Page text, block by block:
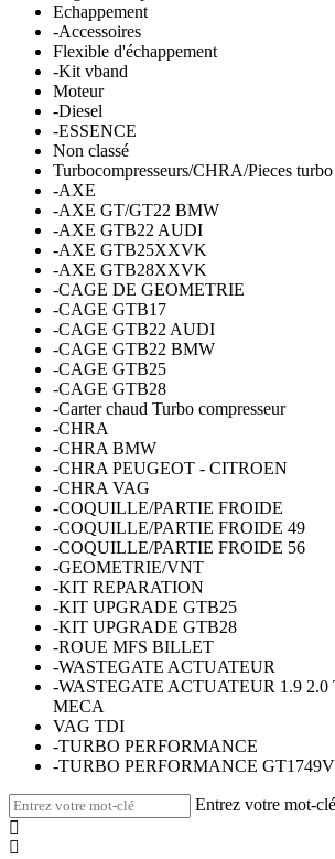
Echappement
-Accessoires
Flexible d'échappement
-Kit vband
Moteur
-Diesel
-ESSENCE
Non classé
Turbocompresseurs/CHRA/Pieces turbo
-AXE
-AXE GT/GT22 BMW
-AXE GTB22 AUDI
-AXE GTB25XXVK
-AXE GTB28XXVK
-CAGE DE GEOMETRIE
-CAGE GTB17
-CAGE GTB22 AUDI
-CAGE GTB22 BMW
-CAGE GTB25
-CAGE GTB28
-Carter chaud Turbo compresseur
-CHRA
-CHRA BMW
-CHRA PEUGEOT - CITROEN
-CHRA VAG
-COQUILLE/PARTIE FROIDE
-COQUILLE/PARTIE FROIDE 49
-COQUILLE/PARTIE FROIDE 56
-GEOMETRIE/VNT
-KIT REPARATION
-KIT UPGRADE GTB25
-KIT UPGRADE GTB28
-ROUE MFS BILLET
-WASTEGATE ACTUATEUR
-WASTEGATE ACTUATEUR 1.9 2.0
MECA
VAG TDI
-TURBO PERFORMANCE
-TURBO PERFORMANCE
Entrez votre mot-clé